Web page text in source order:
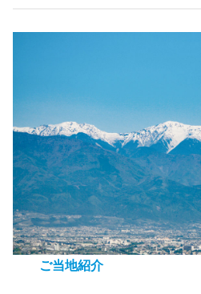
ご当地紹介